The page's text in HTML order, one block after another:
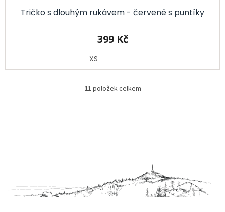
Tričko s dlouhým rukávem - červené s puntíky
399 Kč
XS
O
r
v
k
11položek celkem